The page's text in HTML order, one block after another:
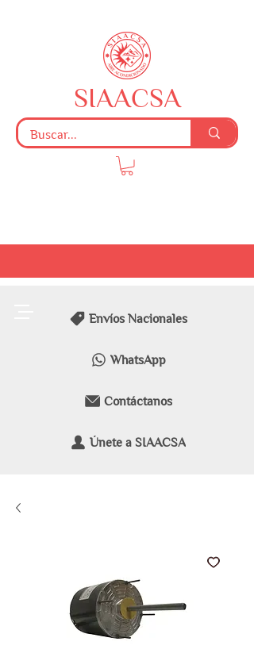
Envíos Nacionales
WhatsApp
Contáctanos
Únete a SIAACSA
SIAACSA